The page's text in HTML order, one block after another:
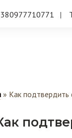
» Как подтвердить